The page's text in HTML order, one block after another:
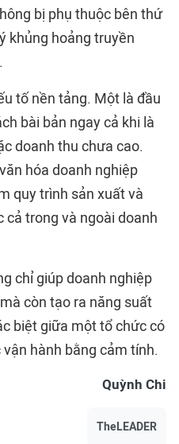
bị phụ thuộc bên thứ
khủng hoảng truyền
tố nền tảng. Một là đầu
bài bản ngay cả khi là
doanh thu chưa cao.
hóa doanh nghiệp
quy trình sản xuất và
cả trong và ngoài doanh
chỉ giúp doanh nghiệp
còn tạo ra năng suất
biệt giữa một tổ chức có
hành bằng cảm tính.
Quỳnh Chi
TheLEADER